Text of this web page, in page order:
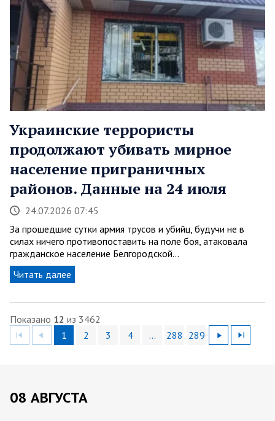
Украинские террористы
продолжают убивать мирное
население приграничных
районов. Данные на 24 июля
24.07.2026 07:45
За прошедшие сутки армия трусов и убийц, будучи не в
силах ничего противопоставить на поле боя, атаковала
гражданское население Белгородской…
Читать далее
Показано 12 из 3462
1
2 3 4 … 288 289
08 АВГУСТА